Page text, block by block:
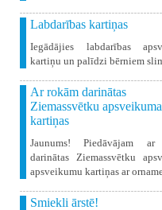
Labdarības kartiņas
Iegādājies labdarības
kartiņu un palīdzi bērniem
Ar rokām darinātas
Ziemassvētku apsveikuma
kartiņas
Jaunums! Piedāvājam ar
darinātas Ziemassvētku
apsveikumu kartiņas ar
Smiekli ārstē!